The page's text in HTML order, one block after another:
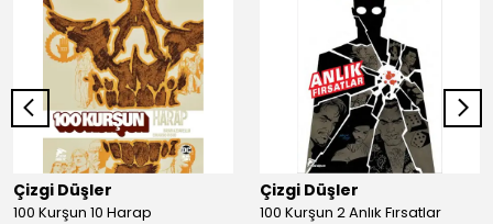
Çizgi Düşler
100 Kurşun 10 Harap
Çizgi Düşler
100 Kurşun 2 Anlık Fırsatlar